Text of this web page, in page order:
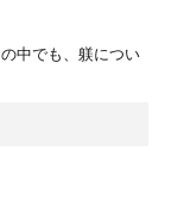
中でも、躾につい